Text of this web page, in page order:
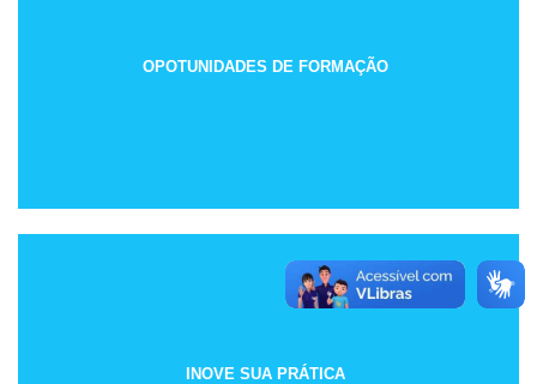
OPOTUNIDADES DE FORMAÇÃO
INOVE SUA PRÁTICA